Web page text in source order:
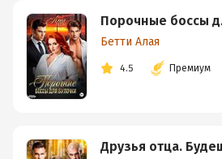
Порочные боссы
Бетти Алая
4.5 Премиум
Друзья отца.